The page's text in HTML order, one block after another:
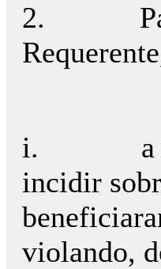
2.
i.
incidir
violando,